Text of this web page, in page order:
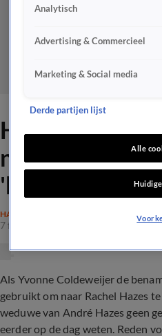
Hierom gaat
niet meer in
'kroketzaak'
HAZES
7 feb 2023, 14:51
Als Yvonne Coldeweijer de
gebruikt om naar Rachel Hazes
weduwe van André Hazes geen
eerder op de dag weten. Reden
Analytisch
Advertising & Commercieel
Marketing & Social media
Derde partijen lijst
Alle